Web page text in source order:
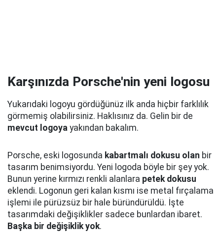
Karşınızda Porsche'nin yeni logosu
Yukarıdaki logoyu gördüğünüz ilk anda hiçbir farklılık
görmemiş olabilirsiniz. Haklısınız da. Gelin bir de
mevcut logoya yakından bakalım.
Porsche, eski logosunda kabartmalı dokusu olan bir
tasarım benimsiyordu. Yeni logoda böyle bir şey yok.
Bunun yerine kırmızı renkli alanlara petek dokusu
eklendi. Logonun geri kalan kısmı ise metal fırçalama
işlemi ile pürüzsüz bir hale büründürüldü. İşte
tasarımdaki değişiklikler sadece bunlardan ibaret.
Başka bir değişiklik yok.